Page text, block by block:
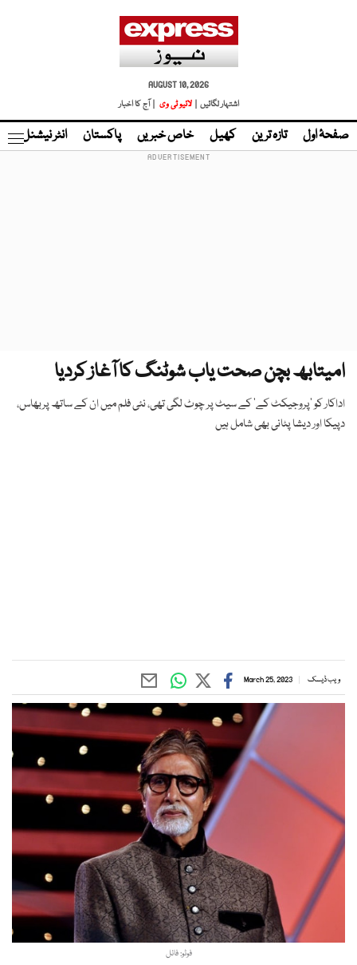
AUGUST 10, 2026
اشتہار لگائیں |
لائیو ٹی وی | آج کا اخبار
صفحۂ اول تازہ ترین کھیل خاص خبریں پاکستان انٹر نیشنل
امیتابھ بچن صحت یاب شوٹنگ کا آغاز کردیا
اداکار کو ’پروجیکٹ کے‘ کے سیٹ پر چوٹ لگی تھی، نئی فلم میں ان کے ساتھ پربھاس،
دپیکا اور دیشا پٹانی بھی شامل ہیں
ویب ڈیسک March 25, 2023
فوٹو: فائل